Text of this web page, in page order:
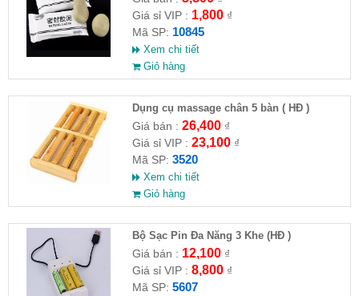
Giá sỉ VIP : 1,800₫
Mã SP: 10845
Xem chi tiết
Giỏ hàng
Dụng cụ massage chân 5 bàn ( HĐ )
Giá bán : 26,400₫
Giá sỉ VIP : 23,100₫
Mã SP: 3520
Xem chi tiết
Giỏ hàng
Bộ Sạc Pin Đa Năng 3 Khe (HĐ )
Giá bán : 12,100₫
Giá sỉ VIP : 8,800₫
Mã SP: 5607